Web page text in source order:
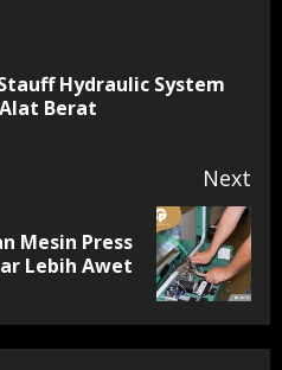
Hydraulic System
Berat
Next
Mesin Press
Lebih Awet